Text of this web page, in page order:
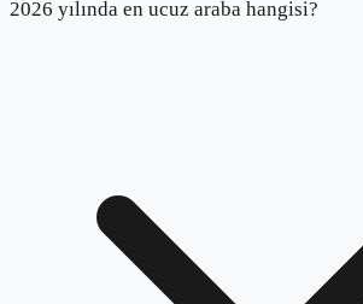
2026 yılında en ucuz araba hangisi?